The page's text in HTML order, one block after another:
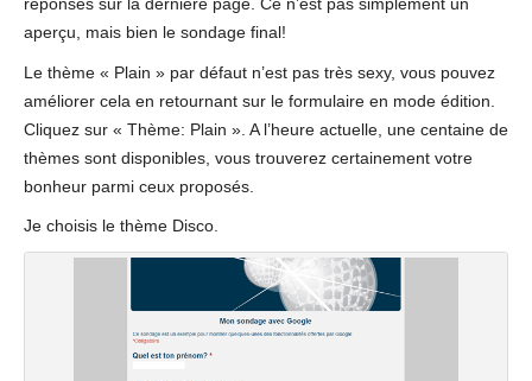
aperçu, mais bien le sondage final!
Le thème « Plain » par défaut n’est pas très sexy, vous pouvez
améliorer cela en retournant sur le formulaire en mode édition.
Cliquez sur « Thème: Plain ». A l’heure actuelle, une centaine de
thèmes sont disponibles, vous trouverez certainement votre
bonheur parmi ceux proposés.
Je choisis le thème Disco.